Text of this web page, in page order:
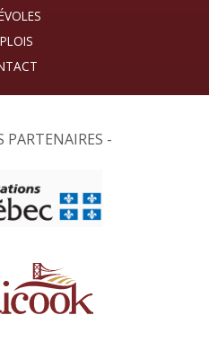
PARTENAIRES -